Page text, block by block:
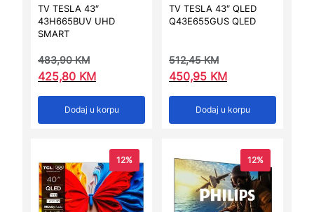
TV TESLA 43″
43H665BUV UHD
SMART
483,90KM
425,80 KM
Dodaj u korpu
TV TESLA 43″ QLED
Q43E655GUS QLED
512,45KM
450,95 KM
Dodaj u korpu
12% 12%